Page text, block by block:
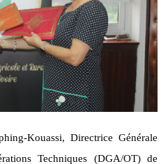
Kouassi, Directrice Générale
Techniques (DGA/OT) de